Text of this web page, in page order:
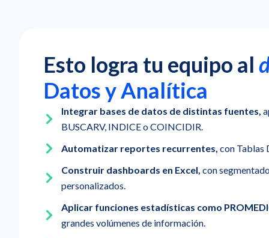
Esto logra tu equipo al
Datos y Analítica
Integrar bases de datos de distintas fuentes,
BUSCARV, INDICE o COINCIDIR.
Automatizar reportes recurrentes, con Tablas
Construir dashboards en Excel, con
personalizados.
Aplicar funciones estadísticas como
grandes volúmenes de información.